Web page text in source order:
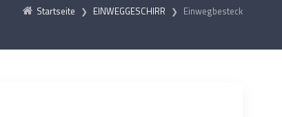
Startseite EINWEGGESCHIRR Einwegbesteck